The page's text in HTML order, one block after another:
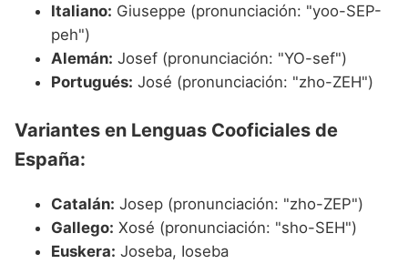
Italiano: Giuseppe (pronunciación: "yoo-SEP-
peh")
Alemán: Josef (pronunciación: "YO-sef")
Portugués: José (pronunciación: "zho-ZEH")
Variantes en Lenguas Cooficiales de
España:
Catalán: Josep (pronunciación: "zho-ZEP")
Gallego: Xosé (pronunciación: "sho-SEH")
Euskera: Joseba, Ioseba